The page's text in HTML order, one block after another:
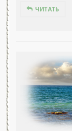
ЧИТАТЬ